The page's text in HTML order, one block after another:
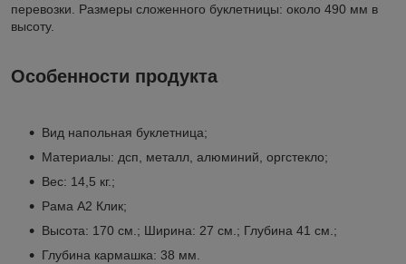
перевозки. Размеры сложенного буклетницы: около 490 мм в
высоту.
Особенности продукта
Вид напольная буклетница;
Материалы: дсп, металл, алюминий, оргстекло;
Вес: 14,5 кг.;
Рама А2 Клик;
Высота: 170 см.; Ширина: 27 см.; Глубина 41 см.;
Глубина кармашка: 38 мм.